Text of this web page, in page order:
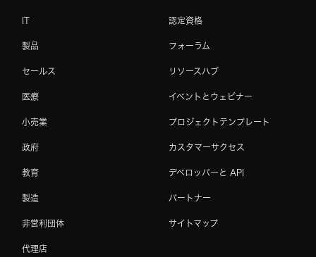
IT
製品
セールス
医療
小売業
政府
教育
製造
非営利団体
代理店
認定資格
フォーラム
リソースハブ
イベントとウェビナー
プロジェクトテンプレート
カスタマーサクセス
デベロッパーと API
パートナー
サイトマップ